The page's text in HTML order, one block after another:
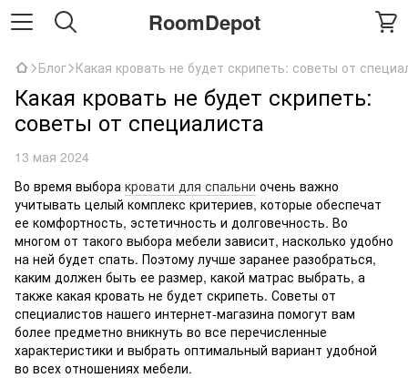
RoomDepot
Блог Какая кровать не будет скрипеть: советы от
Какая кровать не будет скрипеть:
советы от специалиста
13 мая 2024
Во время выбора кровати для спальни очень важно
учитывать целый комплекс критериев, которые обеспечат
ее комфортность, эстетичность и долговечность. Во
многом от такого выбора мебели зависит, насколько удобно
на ней будет спать. Поэтому лучше заранее разобраться,
каким должен быть ее размер, какой матрас выбрать, а
также какая кровать не будет скрипеть. Советы от
специалистов нашего интернет-магазина помогут вам
более предметно вникнуть во все перечисленные
характеристики и выбрать оптимальный вариант удобной
во всех отношениях мебели.